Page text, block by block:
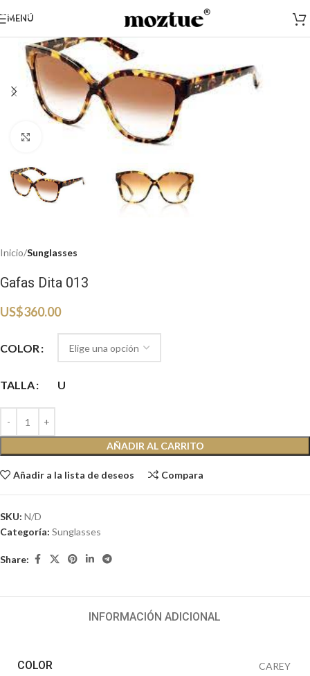
Saltar a la navegación
MENÚ
Haga clic para ampliar
Inicio Sunglasses
Gafas Dita 013
US$360.00
COLOR
TALLA U
AÑADIR AL CARRITO
Añadir a la lista de deseos Compara
SKU: N/D
Categoría: Sunglasses
Share:
INFORMACIÓN ADICIONAL
COLOR CAREY